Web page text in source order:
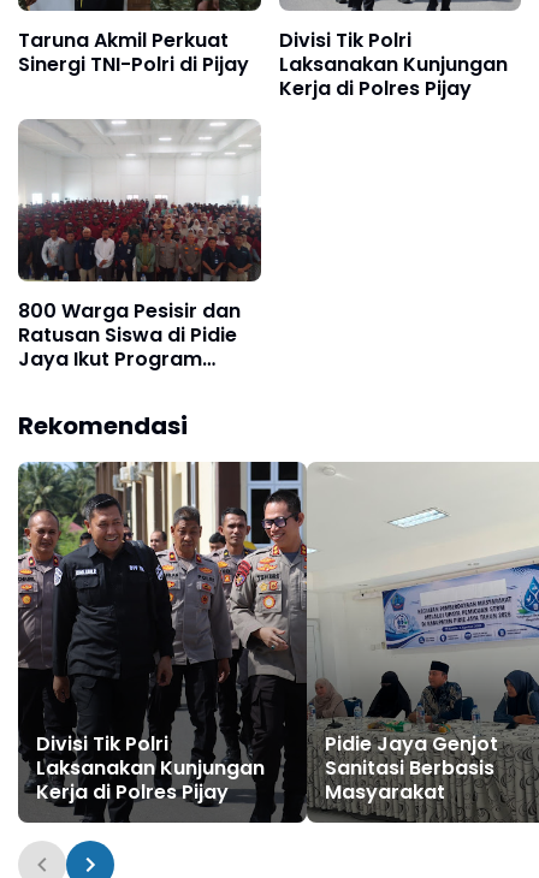
Taruna Akmil Perkuat
Sinergi TNI-Polri di Pijay
Divisi Tik Polri
Laksanakan Kunjungan
Kerja di Polres Pijay
800 Warga Pesisir dan
Ratusan Siswa di Pidie
Jaya Ikut Program
Rekomendasi
Divisi Tik Polri
Laksanakan Kunjungan
Kerja di Polres Pijay
Pidie Jaya Genjot
Sanitasi Berbasis
Masyarakat